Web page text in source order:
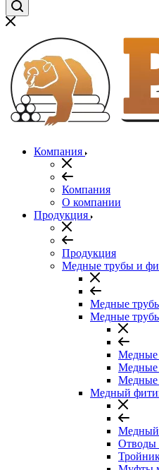
Компания
Компания
О компании
Продукция
Продукция
Медные трубы и
Медные
Медные
Медные
Медные
Медные
Медный
Медный
Отводы